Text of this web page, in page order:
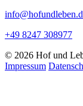
+49 8247 308977
© 2026 Hof und
Impressum